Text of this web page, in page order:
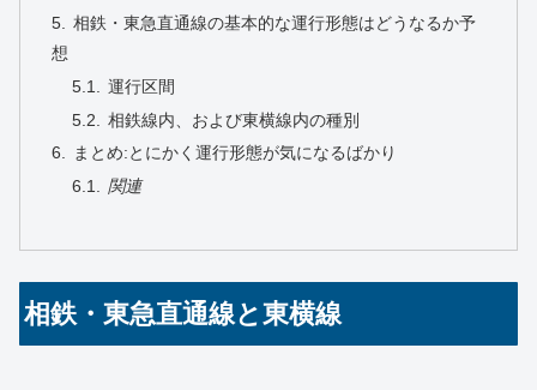
相鉄・東急直通線の基本的な運行形態はどうなるか予
想
運行区間
相鉄線内、および東横線内の種別
まとめ:とにかく運行形態が気になるばかり
関連
相鉄・東急直通線と東横線